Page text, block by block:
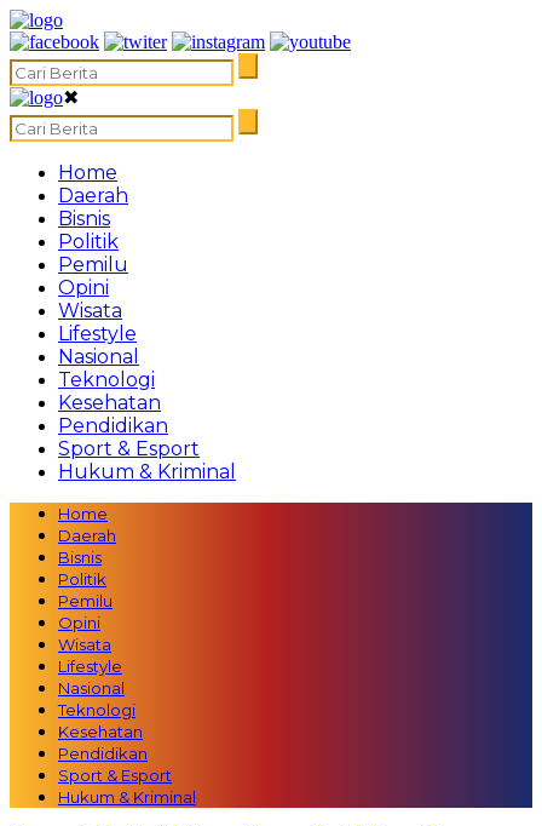
✖
Home
Daerah
Bisnis
Politik
Pemilu
Opini
Wisata
Lifestyle
Nasional
Teknologi
Kesehatan
Pendidikan
Sport & Esport
Hukum & Kriminal
Home
Daerah
Bisnis
Politik
Pemilu
Opini
Wisata
Lifestyle
Nasional
Teknologi
Kesehatan
Pendidikan
Sport & Esport
Hukum & Kriminal